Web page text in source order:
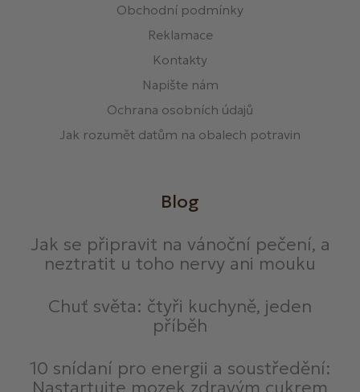
Obchodní podmínky
Reklamace
Kontakty
Napište nám
Ochrana osobních údajů
Jak rozumět datům na obalech potravin
Blog
Jak se připravit na vánoční pečení, a
neztratit u toho nervy ani mouku
Chuť světa: čtyři kuchyně, jeden
příběh
10 snídaní pro energii a soustředění:
Nastartujte mozek zdravým cukrem